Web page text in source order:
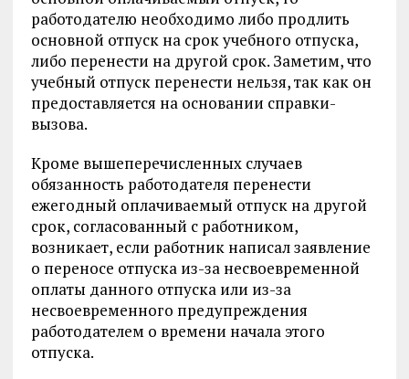
работодателю необходимо либо продлить
основной отпуск на срок учебного отпуска,
либо перенести на другой срок. Заметим, что
учебный отпуск перенести нельзя, так как он
предоставляется на основании справки-
вызова.
Кроме вышеперечисленных случаев
обязанность работодателя перенести
ежегодный оплачиваемый отпуск на другой
срок, согласованный с работником,
возникает, если работник написал заявление
о переносе отпуска из-за несвоевременной
оплаты данного отпуска или из-за
несвоевременного предупреждения
работодателем о времени начала этого
отпуска.